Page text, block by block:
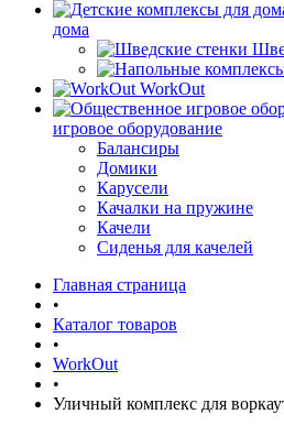
дома
WorkOut
игровое оборудование
Балансиры
Домики
Карусели
Качалки на пружине
Качели
Сиденья для качелей
Главная страница
•
Каталог товаров
•
WorkOut
•
Уличный комплекс для